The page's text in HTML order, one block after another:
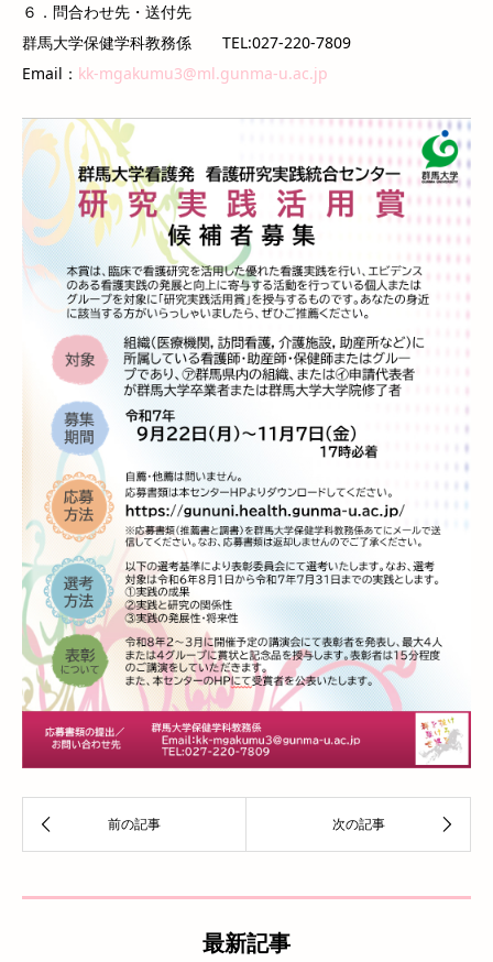
６．問合わせ先・送付先
群馬大学保健学科教務係 TEL:027-220-7809
Email： kk-mgakumu3@ml.gunma-u.ac.jp
最新記事